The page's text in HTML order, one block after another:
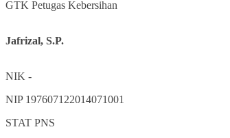
GTK Petugas Kebersihan
Jafrizal, S.P.
NIK -
NIP 197607122014071001
STAT PNS